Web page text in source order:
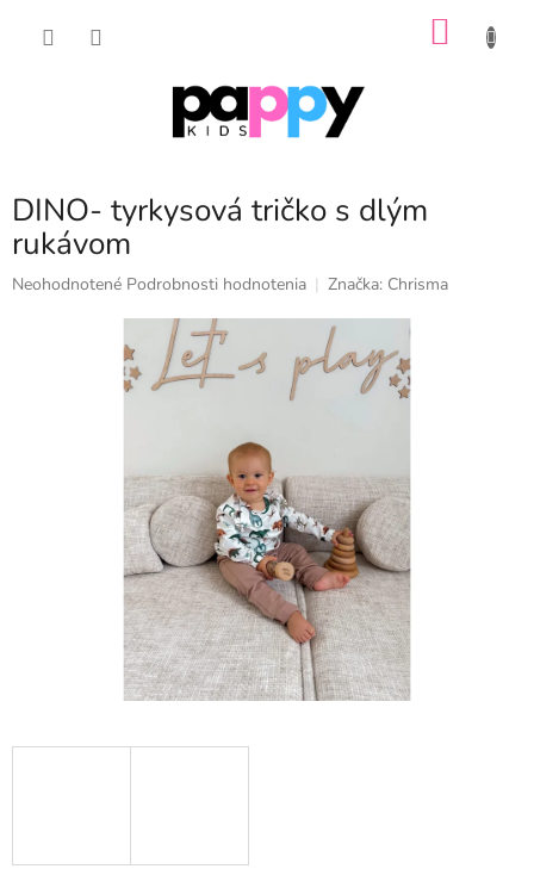
DINO- tyrkysová tričko s dlým
rukávom
Priemerné
Neohodnotené Podrobnosti hodnotenia Značka: Chrisma